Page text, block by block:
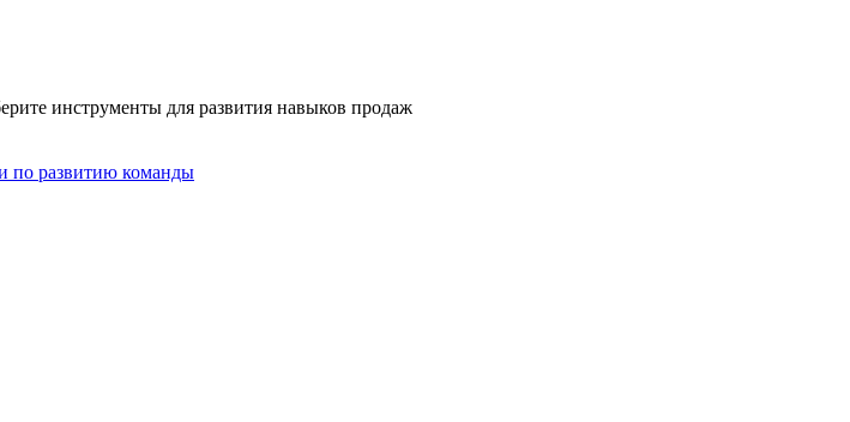
инструменты для развития навыков продаж
по развитию команды